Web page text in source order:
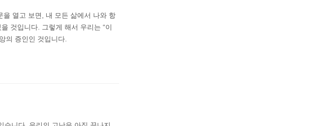
열고 보면, 내 모든 삶에서 나와 항
것입니다. 그렇게 해서 우리는 “이
의 증인인 것입니다.